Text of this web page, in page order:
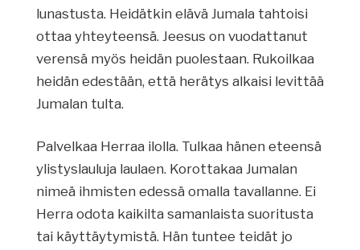
lunastusta. Heidätkin elävä Jumala tahtoisi
ottaa yhteyteensä. Jeesus on vuodattanut
verensä myös heidän puolestaan. Rukoilkaa
heidän edestään, että herätys alkaisi levittää
Jumalan tulta.
Palvelkaa Herraa ilolla. Tulkaa hänen eteensä
ylistyslauluja laulaen. Korottakaa Jumalan
nimeä ihmisten edessä omalla tavallanne. Ei
Herra odota kaikilta samanlaista suoritusta
tai käyttäytymistä. Hän tuntee teidät jo